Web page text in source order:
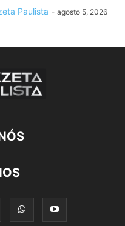
Paulista - agosto 5, 2026